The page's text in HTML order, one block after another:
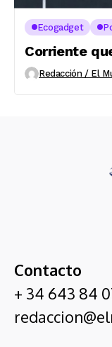
Ecogadget
Corriente
Redacción / El
Contacto
+ 34 643 84